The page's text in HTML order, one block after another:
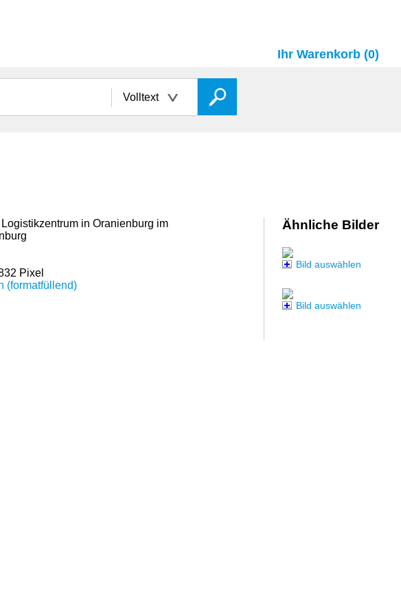
Ihr Warenkorb (0)
Volltext
in Oranienburg im
Pixel
(formatfüllend)
Ähnliche Bilder
Bild auswählen
Bild auswählen